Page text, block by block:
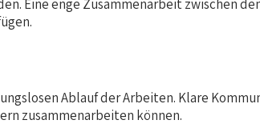
Eine enge Zusammenarbeit zwischen
Ablauf der Arbeiten. Klare
zusammenarbeiten können.